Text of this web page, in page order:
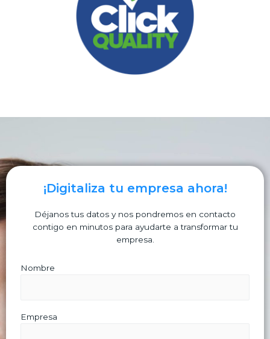
¡Digitaliza tu empresa ahora!
Déjanos tus datos y nos pondremos en contacto
contigo en minutos para ayudarte a transformar tu
empresa.
Nombre
Empresa